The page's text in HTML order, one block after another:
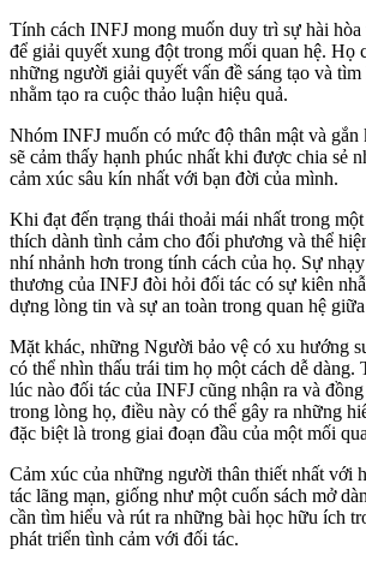
Tính cách INFJ mong muốn duy trì sự hài
để giải quyết xung đột trong mối quan hệ. Họ
những người giải quyết vấn đề sáng tạo và
nhằm tạo ra cuộc thảo luận hiệu quả.
Nhóm INFJ muốn có mức độ thân mật và gắn
sẽ cảm thấy hạnh phúc nhất khi được chia sẻ
cảm xúc sâu kín nhất với bạn đời của mình.
Khi đạt đến trạng thái thoải mái nhất trong
thích dành tình cảm cho đối phương và thể
nhí nhảnh hơn trong tính cách của họ. Sự
thương của INFJ đòi hỏi đối tác có sự kiên
dựng lòng tin và sự an toàn trong quan hệ
Mặt khác, những Người bảo vệ có xu hướng
có thể nhìn thấu trái tim họ một cách dễ dàng.
lúc nào đối tác của INFJ cũng nhận ra và
trong lòng họ, điều này có thể gây ra những
đặc biệt là trong giai đoạn đầu của một mối
Cảm xúc của những người thân thiết nhất với
tác lãng mạn, giống như một cuốn sách mở
cần tìm hiểu và rút ra những bài học hữu ích
phát triển tình cảm với đối tác.